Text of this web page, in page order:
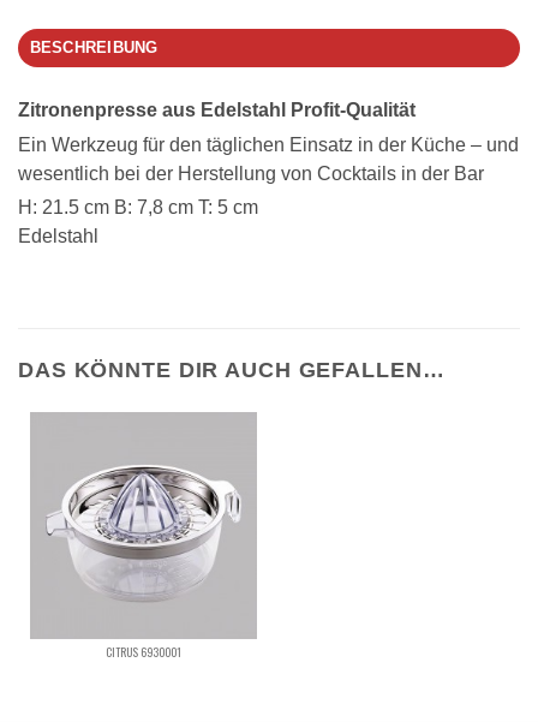
BESCHREIBUNG
Zitronenpresse aus Edelstahl Profit-Qualität
Ein Werkzeug für den täglichen Einsatz in der Küche – und
wesentlich bei der Herstellung von Cocktails in der Bar
H: 21.5 cm B: 7,8 cm T: 5 cm
Edelstahl
DAS KÖNNTE DIR AUCH GEFALLEN…
CITRUS 6930001